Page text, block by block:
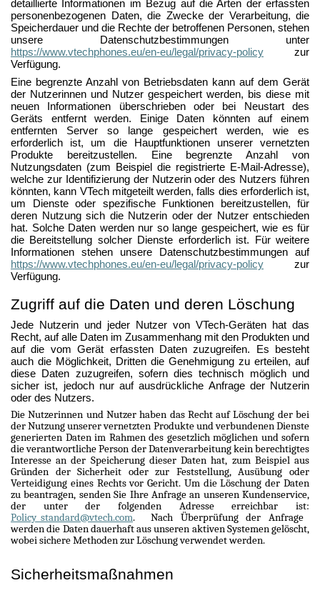
detaillierte Informationen im Bezug auf die Arten der erfassten
personenbezogenen Daten, die Zwecke der Verarbeitung, die
Speicherdauer und die Rechte der betroffenen Personen, stehen
unsere Datenschutzbestimmungen unter
https://www.vtechphones.eu/en-eu/legal/privacy-policy zur
Verfügung.
Eine begrenzte Anzahl von Betriebsdaten kann auf dem Gerät
der Nutzerinnen und Nutzer gespeichert werden, bis diese mit
neuen Informationen überschrieben oder bei Neustart des
Geräts entfernt werden. Einige Daten könnten auf einem
entfernten Server so lange gespeichert werden, wie es
erforderlich ist, um die Hauptfunktionen unserer vernetzten
Produkte bereitzustellen. Eine begrenzte Anzahl von
Nutzungsdaten (zum Beispiel die registrierte E-Mail-Adresse),
welche zur Identifizierung der Nutzerin oder des Nutzers führen
könnten, kann VTech mitgeteilt werden, falls dies erforderlich ist,
um Dienste oder spezifische Funktionen bereitzustellen, für
deren Nutzung sich die Nutzerin oder der Nutzer entschieden
hat. Solche Daten werden nur so lange gespeichert, wie es für
die Bereitstellung solcher Dienste erforderlich ist. Für weitere
Informationen stehen unsere Datenschutzbestimmungen auf
https://www.vtechphones.eu/en-eu/legal/privacy-policy zur
Verfügung.
Zugriff auf die Daten und deren Löschung
Jede Nutzerin und jeder Nutzer von VTech-Geräten hat das
Recht, auf alle Daten im Zusammenhang mit den Produkten und
auf die vom Gerät erfassten Daten zuzugreifen. Es besteht
auch die Möglichkeit, Dritten die Genehmigung zu erteilen, auf
diese Daten zuzugreifen, sofern dies technisch möglich und
sicher ist, jedoch nur auf ausdrückliche Anfrage der Nutzerin
oder des Nutzers.
Die Nutzerinnen und Nutzer haben das Recht auf Löschung der bei
der Nutzung unserer vernetzten Produkte und verbundenen Dienste
generierten Daten im Rahmen des gesetzlich möglichen und sofern
die verantwortliche Person der Datenverarbeitung kein berechtigtes
Interesse an der Speicherung dieser Daten hat, zum Beispiel aus
Gründen der Sicherheit oder zur Feststellung, Ausübung oder
Verteidigung eines Rechts vor Gericht. Um die Löschung der Daten
zu beantragen, senden Sie Ihre Anfrage an unseren Kundenservice,
der unter der folgenden Adresse erreichbar ist:
Policy_standard@vtech.com. Nach Überprüfung der Anfrage
werden die Daten dauerhaft aus unseren aktiven Systemen gelöscht,
wobei sichere Methoden zur Löschung verwendet werden.
Sicherheitsmaßnahmen